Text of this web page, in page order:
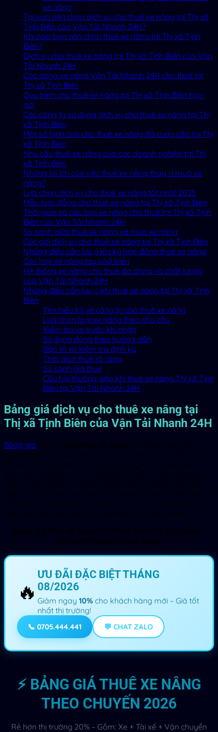
xe nâng
Tại sao nên chọn dịch vụ cho thuê xe nâng tại Thị xã
Tịnh Biên của Vận Tải Nhanh 24H?
Khi nào bạn nên chọn thuê xe nâng tại Thị xã Tịnh
Biên?
Dịch vụ cho thuê xe nâng tại Thị xã Tịnh Biên của Vận
Tải Nhanh 24H
Các dòng xe nâng Vận Tải Nhanh 24H cho thuê tại
Thị xã Tịnh Biên
Quy trình cho thuê xe nâng tại Thị xã Tịnh Biên trọn
gói
Các công ty sử dụng dịch vụ cho thuê xe nâng tại Thị
xã Tịnh Biên
Một số hình ảnh cho thuê xe nâng đã cung cấp tại Thị
xã Tịnh Biên
Nhu cầu thuê xe nâng của các doanh nghiệp tại Thị
xã Tịnh Biên
Những lợi ích của việc thuê xe nâng thay vì mua xe
nâng?
Lựa chọn dịch vụ cho thuê xe nâng tốt nhất 2025
Mẫu hợp đồng cho thuê xe nâng tại Thị xã Tịnh Biên
Thời gian và các loại xe nâng cho thuê tại Thị xã Tịnh
Biên của Vận Tải Nhanh 24H
So sánh giữa thuê xe nâng và mua xe nâng
Các gói dịch vụ cho thuê xe nâng tại Thị xã Tịnh Biên
Những điều cần lưu ý khi ký hợp đồng thuê xe nâng
Các loại xe nâng tay phổ biến
Hệ thống xe nâng cho thuê đa dạng và chất lượng
của Vận Tải Nhanh 24H
Những điều cần lưu ý khi thuê xe nâng tại Thị xã Tịnh
Biên
Tìm hiểu kỹ về công ty cho thuê xe nâng
Lựa chọn loại xe nâng theo nhu cầu
Kiểm tra xe trước khi nhận
Sử dụng đúng theo hướng dẫn
Bảo trì và kiểm tra định kỳ
Thời gian thuê rõ ràng
So sánh giá thuê
Câu hỏi thường gặp khi thuê xe nâng Thị xã Tịnh
Biên tại Vận Tải Nhanh 24H
Bảng giá dịch vụ cho thuê xe nâng tại
Thị xã Tịnh Biên của Vận Tải Nhanh 24H
Bảng giá
🔥
ƯU ĐÃI ĐẶC BIỆT THÁNG
08/2026
Giảm ngay 10% cho khách hàng mới – Giá tốt
nhất thị trường!
📞 0705.444.441 💬 CHAT ZALO
⚡ BẢNG GIÁ THUÊ XE NÂNG
THEO CHUYẾN 2026
Rẻ hơn thị trường 20% – Gồm: Xe + Tài xế + Vận chuyển